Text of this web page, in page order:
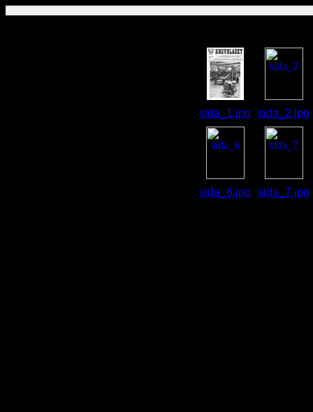
sida_1.jpg sida_2.jpg
sida_6.jpg sida_7.jpg